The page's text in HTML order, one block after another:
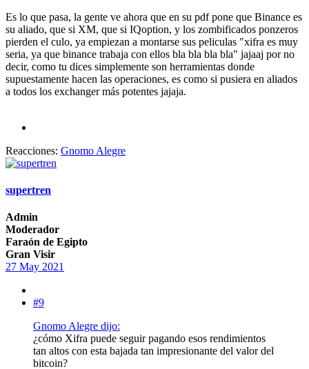
Es lo que pasa, la gente ve ahora que en su pdf pone que Binance es
su aliado, que si XM, que si IQoption, y los zombificados ponzeros
pierden el culo, ya empiezan a montarse sus peliculas "xifra es muy
seria, ya que binance trabaja con ellos bla bla bla bla" jajaaj por no
decir, como tu dices simplemente son herramientas donde
supuestamente hacen las operaciones, es como si pusiera en aliados
a todos los exchanger más potentes jajaja.
Reacciones: Gnomo Alegre
supertren
Admin
Moderador
Faraón de Egipto
Gran Visir
27 May 2021
#9
Gnomo Alegre dijo:
¿cómo Xifra puede seguir pagando esos rendimientos
tan altos con esta bajada tan impresionante del valor del
bitcoin?